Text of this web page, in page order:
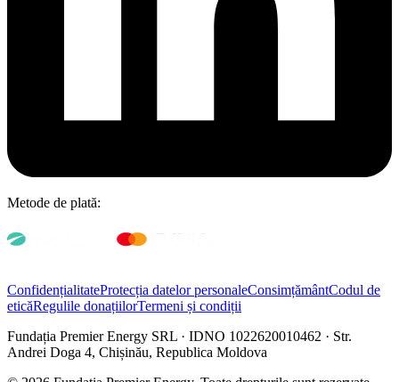
Metode de plată:
ConfidențialitateProtecția datelor personaleConsimțământCodul de
eticăRegulile donațiilorTermeni și condiții
Fundația Premier Energy SRL · IDNO 1022620010462 · Str.
Andrei Doga 4, Chișinău, Republica Moldova